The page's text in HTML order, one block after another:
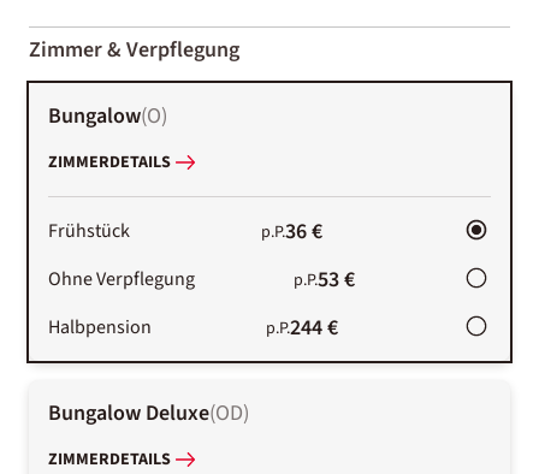
01-02
Zimmer & Verpflegung
Bungalow(O)
ZIMMERDETAILS
Frühstück p.P.36 €
Ohne Verpflegung p.P.53 €
Halbpension p.P.244 €
Bungalow Deluxe(OD)
ZIMMERDETAILS